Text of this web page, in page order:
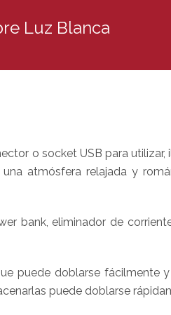
Luz Blanca
o socket USB para
atmósfera relajada y
bank, eliminador de
puede doblarse fácilmente
puede doblarse